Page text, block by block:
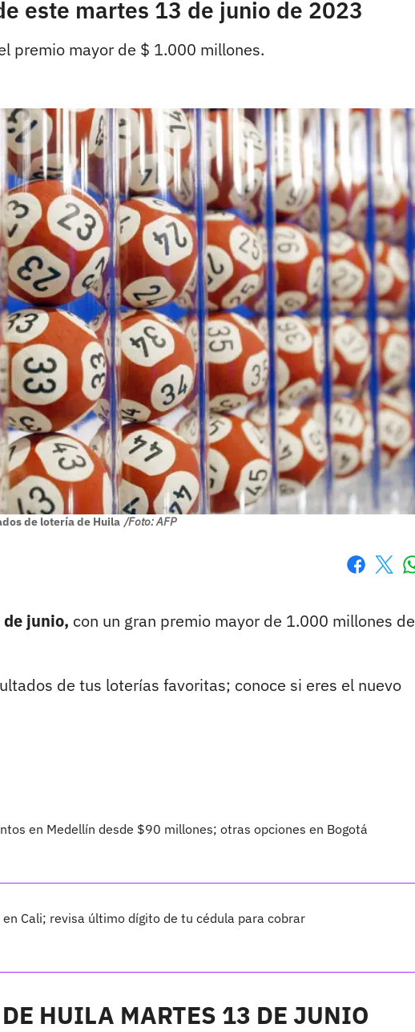
este martes 13 de junio de 2023
premio mayor de $ 1.000 millones.
de lotería de Huila /Foto: AFP
junio, con un gran premio mayor de 1.000 millones de
de tus loterías favoritas; conoce si eres el nuevo
en Medellín desde $90 millones; otras opciones en Bogotá
en Cali; revisa último dígito de tu cédula para cobrar
HUILA MARTES 13 DE JUNIO